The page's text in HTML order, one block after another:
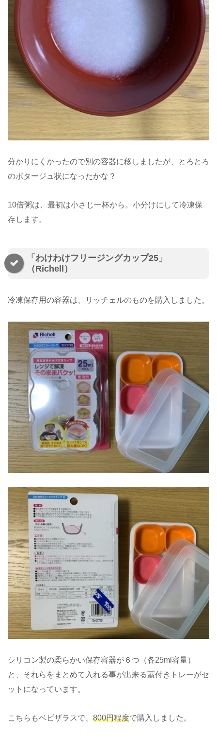
分かりにくかったので別の容器に移しましたが、とろとろ
のポタージュ状になったかな？
10倍粥は、最初は小さじ一杯から。小分けにして冷凍保
存します。
「わけわけフリージングカップ25」
（Richell）
冷凍保存用の容器は、リッチェルのものを購入しました。
シリコン製の柔らかい保存容器が６つ（各25ml容量）
と、それらをまとめて入れる事が出来る蓋付きトレーがセ
ットになっています。
こちらもベビザラスで、 800円程度で購入しました。